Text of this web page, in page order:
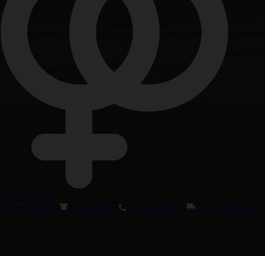
Semi Regolari
Offerte speciali
Merchandise Servizio Clienti Login Distributori